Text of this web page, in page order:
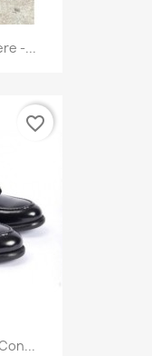
-...
favorite_border